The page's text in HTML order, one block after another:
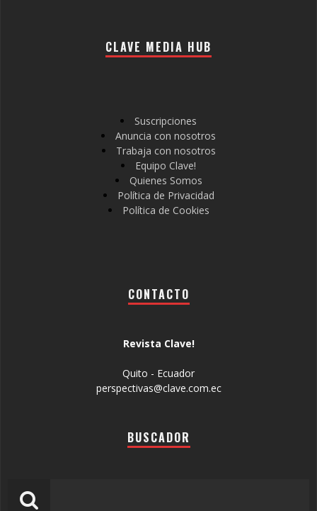
CLAVE MEDIA HUB
Suscripciones
Anuncia con nosotros
Trabaja con nosotros
Equipo Clave!
Quienes Somos
Política de Privacidad
Política de Cookies
CONTACTO
Revista Clave!
Quito - Ecuador
perspectivas@clave.com.ec
BUSCADOR